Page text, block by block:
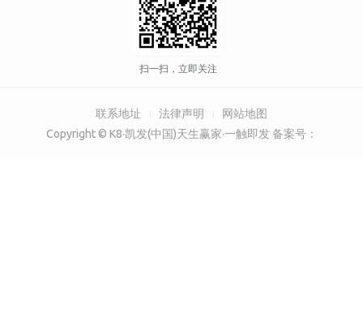
扫一扫，立即关注
联系地址 法律声明
网站地图
Copyright © K8·凯发(中国)天生赢家·一触即发 备案号：